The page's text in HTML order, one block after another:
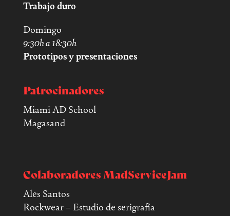
Trabajo duro
Domingo
9:30h a 18:30h
Prototipos y presentaciones
Patrocinadores
Miami AD School
Magasand
Colaboradores MadServiceJam
Ales Santos
Rockwear – Estudio de serigrafía